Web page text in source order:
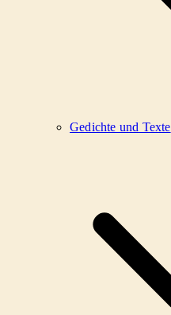
Gedichte und Texte